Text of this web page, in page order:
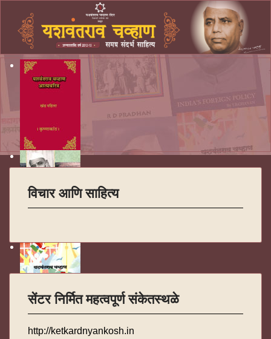
विचार आणि साहित्य
सेंटर निर्मित महत्वपूर्ण संकेतस्थळे
http://ketkardnyankosh.in